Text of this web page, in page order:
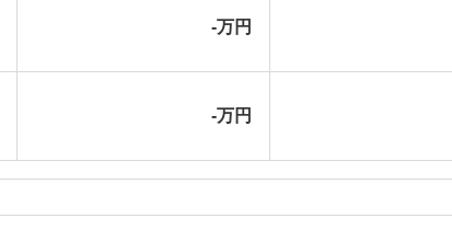
-万円
-万円